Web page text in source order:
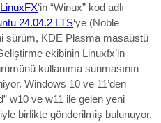
LinuxFX‘in “Winux” kod adlı
24.04.2 LTS‘ye (Noble
sürüm, KDE Plasma masaüstü
ekibinin Linuxfx’in
kullanıma sunmasının
Windows 10 ve 11’den
w10 ve w11 ile gelen yeni
birlikte gönderilmiş bulunuyor.